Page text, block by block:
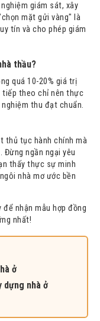
giám sát, xây
mặt gửi vàng" là
tín và cho phép giám
thầu?
quá 10-20% giá trị
tiếp theo chỉ nên thực
thu đạt chuẩn.
thủ tục hành chính mà
Đừng ngần ngại yêu
thấy thực sự minh
nhà mơ ước bền
để nhận mẫu hợp đồng
nhất!
ở
dựng nhà ở